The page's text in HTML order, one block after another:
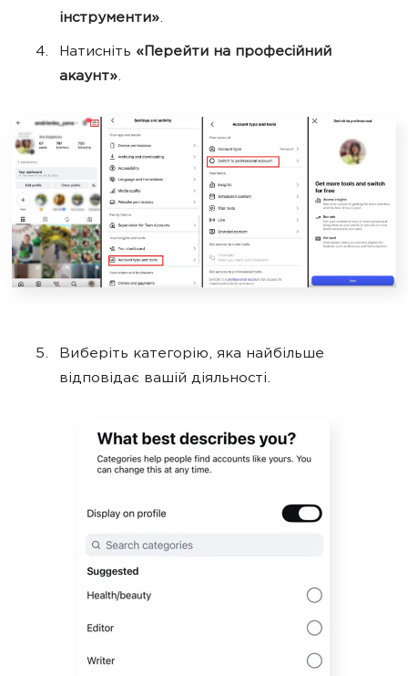
інструменти».
Натисніть «Перейти на професійний
акаунт».
Виберіть категорію, яка найбільше
відповідає вашій діяльності.